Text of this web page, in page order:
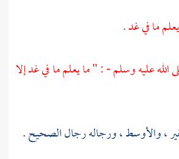
ما في غد .
عليه وسلم - : " ما يعلم ما في غد إلا
، والأوسط ، ورجاله رجال الصحيح .